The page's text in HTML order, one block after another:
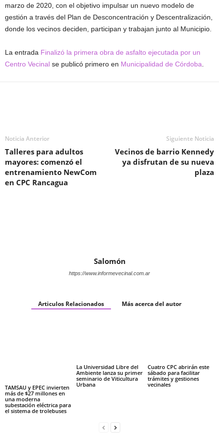
marzo de 2020, con el objetivo impulsar un nuevo modelo de
gestión a través del Plan de Desconcentración y Descentralización,
donde los vecinos deciden, participan y trabajan junto al Municipio.
La entrada Finalizó la primera obra de asfalto ejecutada por un
Centro Vecinal se publicó primero en Municipalidad de Córdoba
Noticia Anterior
Talleres para adultos
mayores: comenzó el
entrenamiento NewCom
en CPC Rancagua
Siguiente Noticia
Vecinos de barrio Kennedy
ya disfrutan de su nueva
plaza
Salomón
https://www.informevecinal.com.ar
Articulos Relacionados Más acerca del autor
TAMSAU y EPEC invierten
más de $27 millones en
una moderna
subestación eléctrica para
el sistema de trolebuses
La Universidad Libre del
Ambiente lanza su primer
seminario de Viticultura
Urbana
Cuatro CPC abrirán este
sábado para facilitar
trámites y gestiones
vecinales